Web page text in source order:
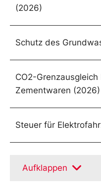
(2026)
Schutz des
CO2-
Zementwaren (2026)
Steuer für
Aufklappen